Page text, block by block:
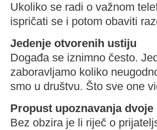
Ukoliko se radi o važnom
ispričati se i potom obaviti
Jedenje otvorenih ustiju
Događa se iznimno često.
zaboravljamo koliko
smo u društvu. Što sve one
Propust upoznavanja dvoje
Bez obzira je li riječ o